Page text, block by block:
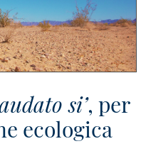
si’, per
ecologica